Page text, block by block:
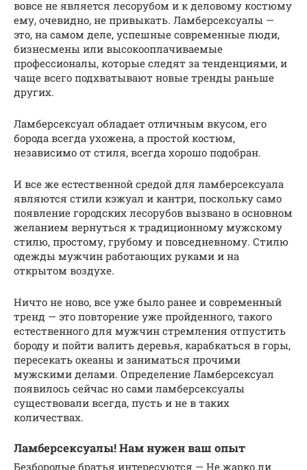
вовсе не является лесорубом и к деловому костюму
ему, очевидно, не привыкать. Ламберсексуалы —
это, на самом деле, успешные современные люди,
бизнесмены или высокооплачиваемые
профессионалы, которые следят за тенденциями, и
чаще всего подхватывают новые тренды раньше
других.
Ламберсексуал обладает отличным вкусом, его
борода всегда ухожена, а простой костюм,
независимо от стиля, всегда хорошо подобран.
И все же естественной средой для ламберсексуала
являются стили кэжуал и кантри, поскольку само
появление городских лесорубов вызвано в основном
желанием вернуться к традиционному мужскому
стилю, простому, грубому и повседневному. Стилю
одежды мужчин работающих руками и на
открытом воздухе.
Ничто не ново, все уже было ранее и современный
тренд — это повторение уже пройденного, такого
естественного для мужчин стремления отпустить
бороду и пойти валить деревья, карабкаться в горы,
пересекать океаны и заниматься прочими
мужскими делами. Определение Ламберсексуал
появилось сейчас но сами ламберсексуалы
существовали всегда, пусть и не в таких
количествах.
Ламберсексуалы! Нам нужен ваш опыт
Безбородые братья интересуются — Не жарко ли